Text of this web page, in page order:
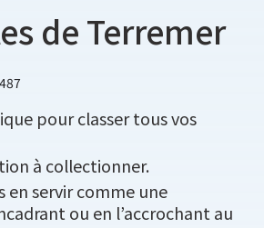
de Terremer
pour classer tous vos
à collectionner.
en servir comme une
ou en l’accrochant au